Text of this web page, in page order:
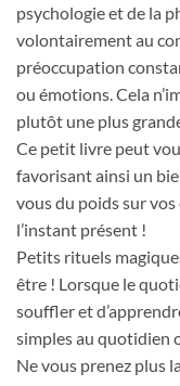
psychologie et de la
volontairement au
préoccupation
ou émotions. Cela
plutôt une plus
Ce petit livre peut
favorisant ainsi un
vous du poids sur
l’instant présent !
Petits rituels
être ! Lorsque le
souffler et
simples au quotidien
Ne vous prenez plus